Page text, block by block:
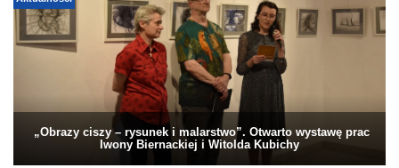
„Obrazy ciszy – rysunek i malarstwo”. Otwarto wystawę prac
Iwony Biernackiej i Witolda Kubichy